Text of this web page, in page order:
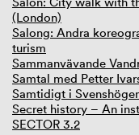
(London)
Salong: Andra
turism
Sammanvävande
Samtal med Petter
Samtidigt i
Secret history – An
SECTOR 3.2